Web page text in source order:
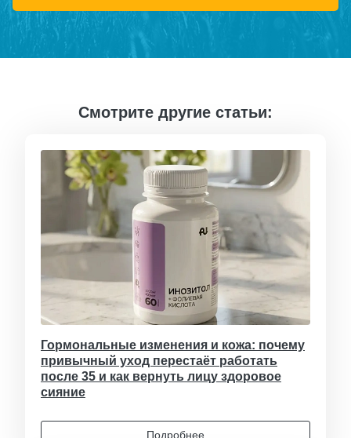
Смотрите другие статьи:
Гормональные изменения и кожа: почему
привычный уход перестаёт работать
после 35 и как вернуть лицу здоровое
сияние
Подробнее